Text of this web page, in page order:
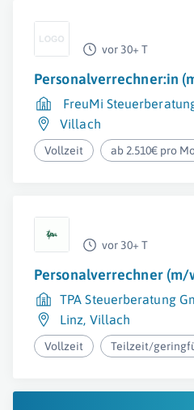
vor 30+ T
Personalverrechner:in
FreuMi
Villach
Vollzeit ab 2.510€ pro
vor 30+ T
Personalverrechner (m/
TPA Steuerberatung
Linz, Villach
Vollzeit Teilzeit/